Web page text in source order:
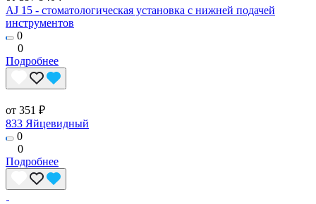
AJ 15 - стоматологическая установка с нижней подачей
инструментов
0
0
Подробнее
от 351 ₽
833 Яйцевидный
0
0
Подробнее